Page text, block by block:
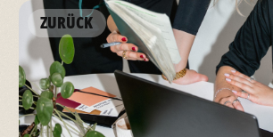
ZURÜCK